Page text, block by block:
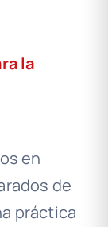
la
en
de
práctica